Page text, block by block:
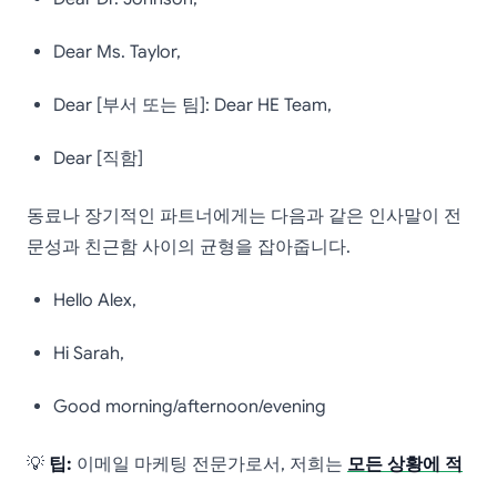
Dear Ms. Taylor,
Dear [부서 또는 팀]: Dear HE Team,
Dear [직함]
동료나 장기적인 파트너에게는 다음과 같은 인사말이 전
문성과 친근함 사이의 균형을 잡아줍니다.
Hello Alex,
Hi Sarah,
Good morning/afternoon/evening
💡 팁: 이메일 마케팅 전문가로서, 저희는 모든 상황에 적